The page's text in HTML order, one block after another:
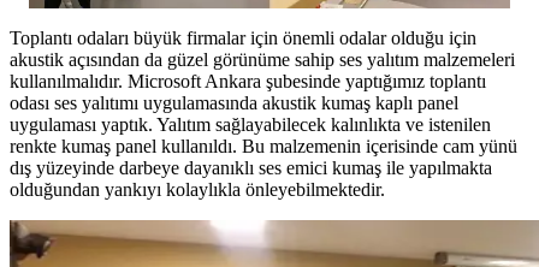
Toplantı odaları büyük firmalar için önemli odalar olduğu için
akustik açısından da güzel görünüme sahip ses yalıtım malzemeleri
kullanılmalıdır. Microsoft Ankara şubesinde yaptığımız toplantı
odası ses yalıtımı uygulamasında akustik kumaş kaplı panel
uygulaması yaptık. Yalıtım sağlayabilecek kalınlıkta ve istenilen
renkte kumaş panel kullanıldı. Bu malzemenin içerisinde cam yünü
dış yüzeyinde darbeye dayanıklı ses emici kumaş ile yapılmakta
olduğundan yankıyı kolaylıkla önleyebilmektedir.